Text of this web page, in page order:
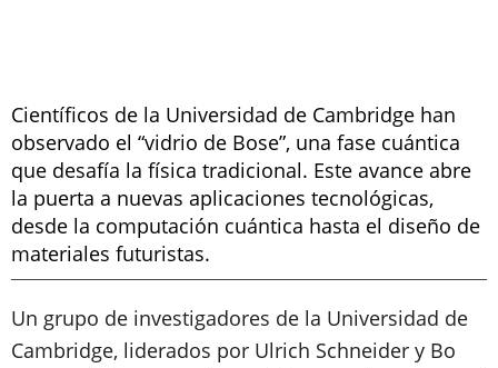
Científicos de la Universidad de Cambridge han
observado el “vidrio de Bose”, una fase cuántica
que desafía la física tradicional. Este avance abre
la puerta a nuevas aplicaciones tecnológicas,
desde la computación cuántica hasta el diseño de
materiales futuristas.
Un grupo de investigadores de la Universidad de
Cambridge, liderados por Ulrich Schneider y Bo